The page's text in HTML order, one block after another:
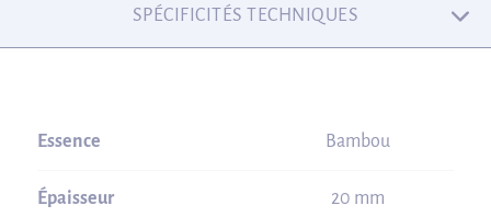
SPÉCIFICITÉS TECHNIQUES
Essence Bambou
Épaisseur 20 mm